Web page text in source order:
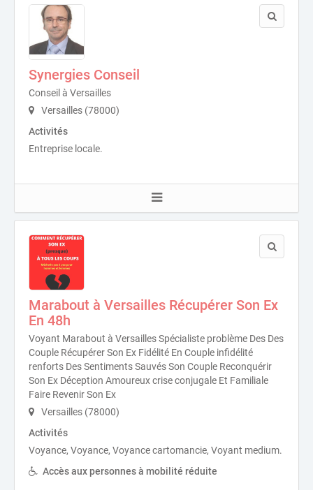
Synergies Conseil
Conseil à Versailles
Versailles (78000)
Activités
Entreprise locale.
Marabout à Versailles Récupérer Son Ex
En 48h
Voyant Marabout à Versailles Spécialiste problème Des Des
Couple Récupérer Son Ex Fidélité En Couple infidélité
renforts Des Sentiments Sauvés Son Couple Reconquérir
Son Ex Déception Amoureux crise conjugale Et Familiale
Faire Revenir Son Ex
Versailles (78000)
Activités
Voyance, Voyance, Voyance cartomancie, Voyant medium.
Accès aux personnes à mobilité réduite